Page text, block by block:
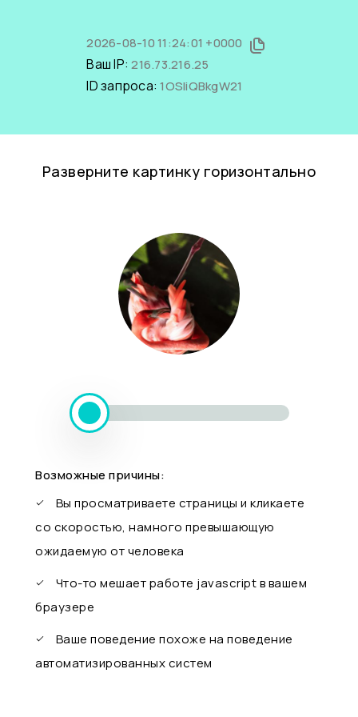
2026-08-10 11:24:01 +0000
Ваш IP:216.73.216.25
ID запроса:1OSIiQBkgW21
Разверните картинку горизонтально
Возможные причины:
Вы просматриваете страницы и кликаете
со скоростью, намного превышающую
ожидаемую от человека
Что-то мешает работе javascript в вашем
браузере
Ваше поведение похоже на поведение
автоматизированных систем